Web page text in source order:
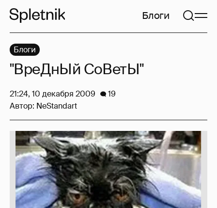
Блоги
Блоги
"ВреДнЫй СоВетЫ"
21:24, 10 декабря 2009
19
Автор: NeStandart